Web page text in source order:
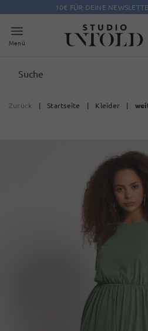
10€ FÜR DEINE
Menü
Zurück | Startseite | Kleider |